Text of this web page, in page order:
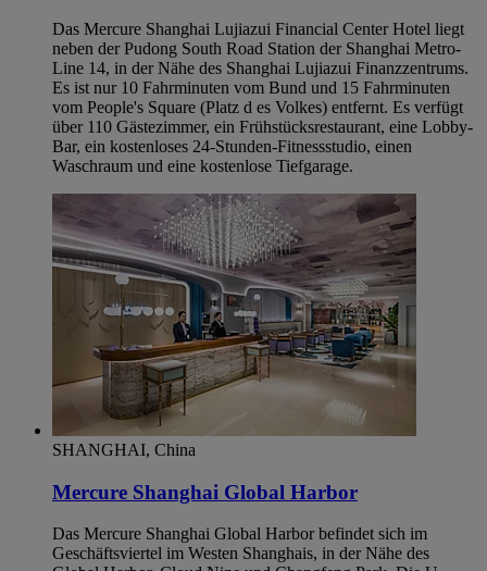
Das Mercure Shanghai Lujiazui Financial Center Hotel liegt
neben der Pudong South Road Station der Shanghai Metro-
Line 14, in der Nähe des Shanghai Lujiazui Finanzzentrums.
Es ist nur 10 Fahrminuten vom Bund und 15 Fahrminuten
vom People's Square (Platz d es Volkes) entfernt. Es verfügt
über 110 Gästezimmer, ein Frühstücksrestaurant, eine Lobby-
Bar, ein kostenloses 24-Stunden-Fitnessstudio, einen
Waschraum und eine kostenlose Tiefgarage.
SHANGHAI, China
Mercure Shanghai Global Harbor
Das Mercure Shanghai Global Harbor befindet sich im
Geschäftsviertel im Westen Shanghais, in der Nähe des